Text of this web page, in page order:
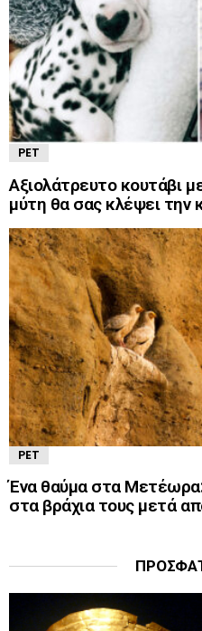
PET
Αξιολάτρευτο κουτάβι
μύτη θα σας κλέψει την
PET
Ένα θαύμα στα
στα βράχια τους μετά